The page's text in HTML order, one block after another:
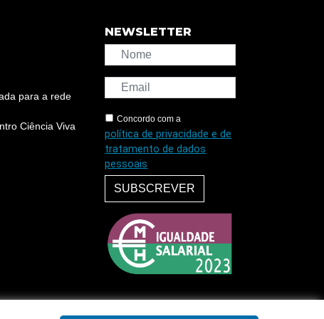
para a rede
Ciência Viva
NEWSLETTER
Concordo com a
política de privacidade e de
tratamento de dados
pessoais
SUBSCREVER